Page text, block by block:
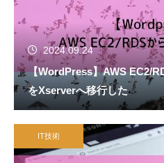
2024.09.24
【WordPress】AWS EC2/
をXserverへ移行した
IT技術